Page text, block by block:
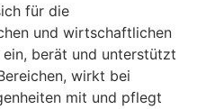
für die
und wirtschaftlichen
berät und unterstützt
wirkt bei
mit und pflegt